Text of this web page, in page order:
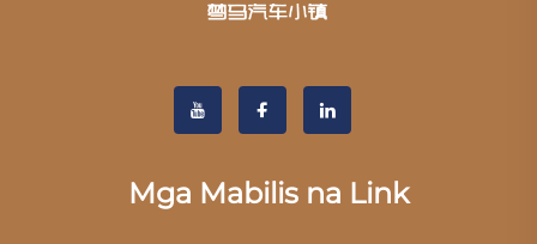
Mga Mabilis na Link